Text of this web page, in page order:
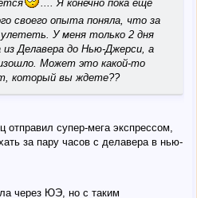
.... Я конечно пока ещё
своего опыта поняла, что за
У меня только 2 дня
из Делавера до Нью-Джерси, а
Может это какой-то
который вы ждете??
отправил супер-мега экспрессом,
за пару часов с делавера в нью-
через ЮЭ, но с таким